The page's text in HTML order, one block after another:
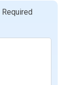
Required